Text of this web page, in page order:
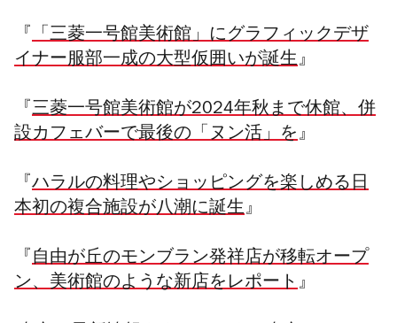
『 「三菱一号館美術館」にグラフィックデザ
イナー服部一成の大型仮囲いが誕生』
『 三菱一号館美術館が2024年秋まで休館、併
設カフェバーで最後の「ヌン活」を』
『 ハラルの料理やショッピングを楽しめる日
本初の複合施設が八潮に誕生』
『 自由が丘のモンブラン発祥店が移転オープ
ン、美術館のような新店をレポート』